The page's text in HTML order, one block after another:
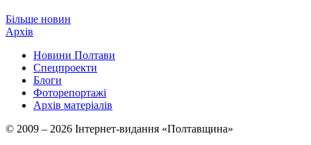
Більше новин
Архів
Новини Полтави
Спецпроекти
Блоги
Фоторепортажі
Архів матеріалів
© 2009 – 2026 Інтернет-видання «Полтавщина»